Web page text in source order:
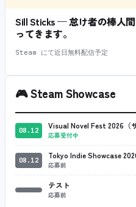
Sill Sticks — 怠け者の棒人
ってきます。
Steam にて近日無料配信予定
🎮Steam Showcase
08.12 Visual Novel Fest 2026（
応募受付中
08.12 Tokyo Indie Showcase
応募前
テスト
応募前